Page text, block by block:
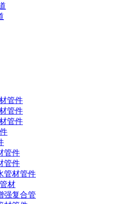
管件
管件
管件
管件
管件
管材管件
材
强复合管